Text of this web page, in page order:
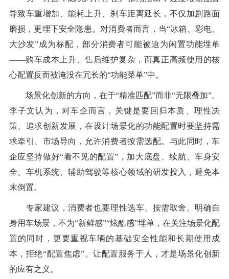
导致车重增加、能耗上升、刹车距离延长，不仅加剧路面
磨损，更埋下安全隐患。对消费者而言，当“冰箱、彩电、
大沙发”成为标配，部分消费者可能被迫为闲置功能埋单
——购车成本上升、售后维护复杂，而真正高频使用的核
心配置反而被淹没在冗长的“功能菜单”中。
场景化创新的方向，在于“精准匹配”而非“无限叠加”。
李子文认为，对车企而言，关键是要回归本质、理性决
策、追求创新发展，在设计场景化的功能配置时要坚持需
求牵引、市场导向，允许消费者按需选配。与此同时，车
企应坚持做好“看不见的配置”，加大底盘、续航、车身安
全、车机系统、辅助驾驶等核心领域的研发投入，避免本
末倒置。
专家建议，消费者也要理性选车、按需取舍。明确自
身用车场景，不为“新鲜感”“炫酷感”埋单，在关注场景化配
置的同时，更要重视车辆的基础安全性能和长期使用成
本，拒绝“配置焦虑”。让配置服务于人，才是场景化创新
的应有之义。